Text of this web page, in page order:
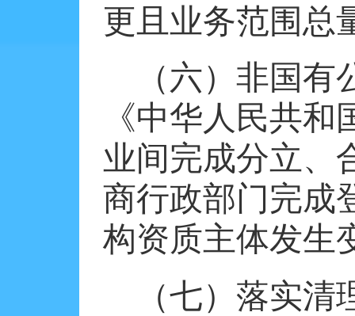
更且业务范围总
（六）非国
《中华人民共
业间完成分立、
商行政部门完成
构资质主体发生
（七）落实